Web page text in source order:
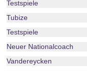
Testspiele
Tubize
Testspiele
Neuer Nationalcoach
Vandereycken